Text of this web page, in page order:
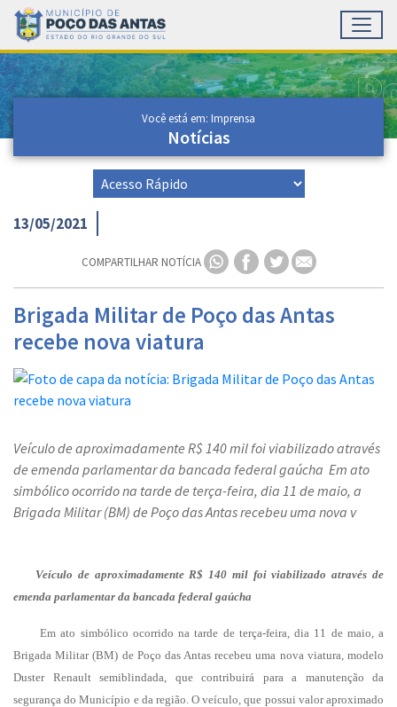
Ir para conteúdo principal
Conteúdo Principal
Você está em: Imprensa
Notícias
13/05/2021
COMPARTILHAR NOTÍCIA
Brigada Militar de Poço das Antas
recebe nova viatura
Veículo de aproximadamente R$ 140 mil foi viabilizado através
de emenda parlamentar da bancada federal gaúcha Em ato
simbólico ocorrido na tarde de terça-feira, dia 11 de maio, a
Brigada Militar (BM) de Poço das Antas recebeu uma nova v
Veículo de aproximadamente R$ 140 mil foi viabilizado através de
emenda parlamentar da bancada federal gaúcha
Em ato simbólico ocorrido na tarde de terça-feira, dia 11 de maio, a
Brigada Militar (BM) de Poço das Antas recebeu uma nova viatura, modelo
Duster Renault semiblindada, que contribuirá para a manutenção da
segurança do Município e da região. O veículo, que possui valor aproximado